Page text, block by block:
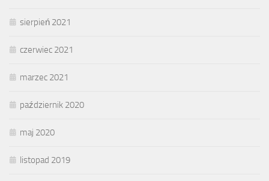
sierpień 2021
czerwiec 2021
marzec 2021
październik 2020
maj 2020
listopad 2019